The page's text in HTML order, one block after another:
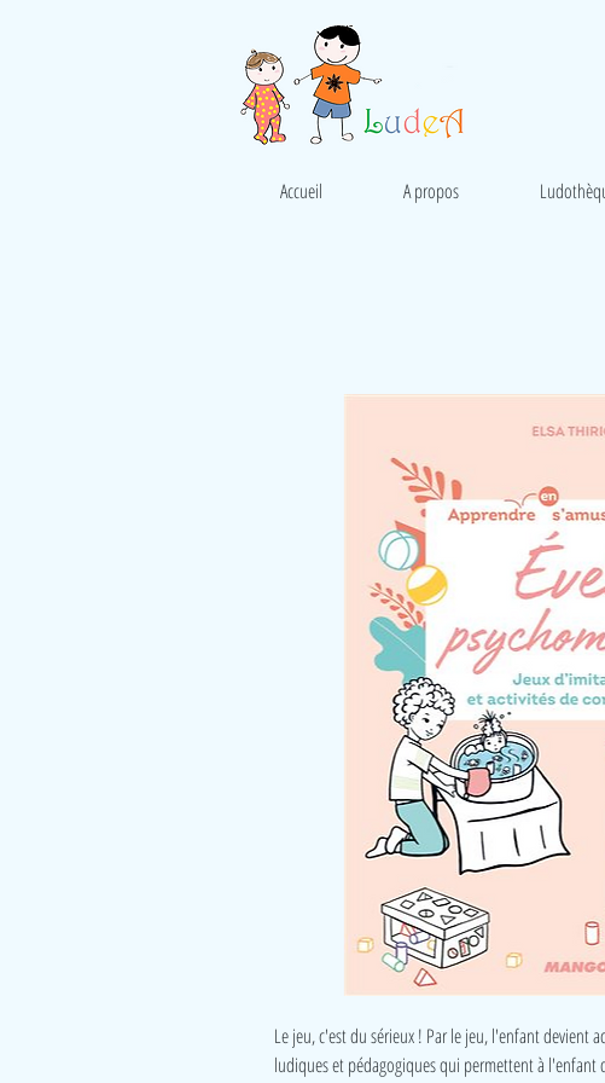
Accueil A propos
Le jeu, c'est du sérieux ! Par le jeu, l'enfant devient
ludiques et pédagogiques qui permettent à l'enfant